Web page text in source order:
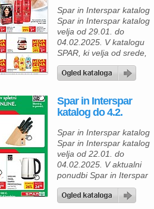
peko kruha BM910WII
znamke Gorenje, ki
omogoča pripravo
svežega […]
Spar in Interspar katalog
Spar in Interspar katalog
velja od 29.01. do
04.02.2025. V katalogu
SPAR, ki velja od srede,
29. januarja 2025, je na
voljo številni izdelki z
proteinov, ki bodo
zadovoljili potrebe
vsakega, ki išče energijo in
bolj uravnoteženo
prehrano. Če želite
poskrbeti za svoje zdravje
in mišice, so high protein
[…]
Spar in Interspar
katalog do 4.2.
Spar in Interspar katalog
Spar in Interspar katalog
velja od 22.01. do
04.02.2025. V aktualni
ponudbi Spar in Iterspar
kataloga najdete pestro
izbiro izdelkov, ki so